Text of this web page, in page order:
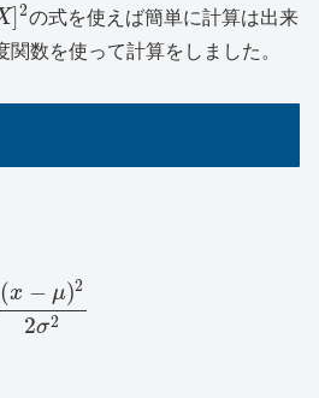
] 2の式を使えば簡単に計算は出来
関数を使って計算をしました。
(x − μ)2
2σ2